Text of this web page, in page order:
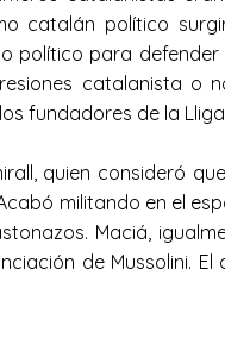
catalán político
para
catalanista o
fundadores de la
quien consideró
militando en el
Maciá,
de Mussolini.